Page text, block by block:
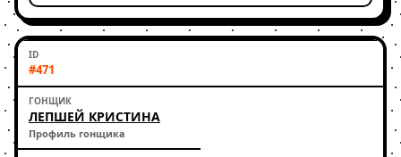
#471
ЛЕПШЕЙ КРИСТИНА
Профиль гонщика